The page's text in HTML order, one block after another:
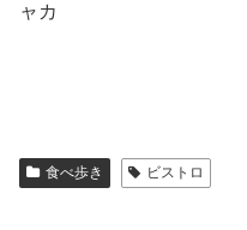
ャカ
食べ歩き ビストロ